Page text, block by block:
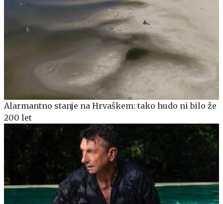
Alarmantno stanje na Hrvaškem: tako hudo ni bilo že
200 let